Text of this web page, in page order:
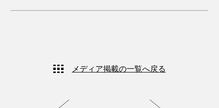
メディア掲載の一覧へ戻る